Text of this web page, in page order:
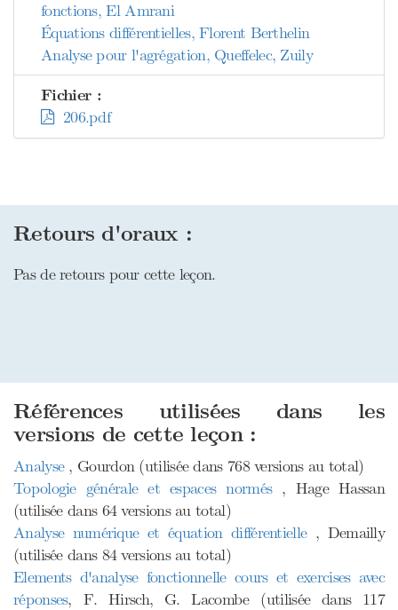
fonctions, El Amrani
Équations différentielles, Florent Berthelin
Analyse pour l'agrégation, Queffelec, Zuily
Fichier :
206.pdf
Retours d'oraux :
Pas de retours pour cette leçon.
Références utilisées dans les
versions de cette leçon :
Analyse , Gourdon (utilisée dans 768 versions au total)
Topologie générale et espaces normés , Hage Hassan
(utilisée dans 64 versions au total)
Analyse numérique et équation différentielle , Demailly
(utilisée dans 84 versions au total)
Elements d'analyse fonctionnelle cours et exercises avec
réponses, F. Hirsch, G. Lacombe (utilisée dans 117